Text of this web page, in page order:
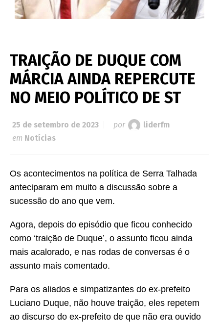
TRAIÇÃO DE DUQUE COM
MÁRCIA AINDA REPERCUTE
NO MEIO POLÍTICO DE ST
25 de setembro de 2023 por
liderfm
em Notícias
Os acontecimentos na política de Serra Talhada
anteciparam em muito a discussão sobre a
sucessão do ano que vem.
Agora, depois do episódio que ficou conhecido
como ‘traição de Duque’, o assunto ficou ainda
mais acalorado, e nas rodas de conversas é o
assunto mais comentado.
Para os aliados e simpatizantes do ex-prefeito
Luciano Duque, não houve traição, eles repetem
ao discurso do ex-prefeito de que não era ouvido